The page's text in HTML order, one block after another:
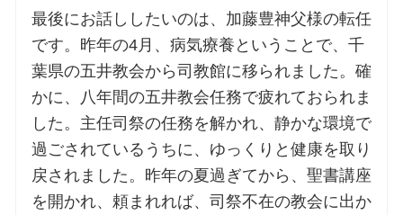
最後にお話ししたいのは、加藤豊神父様の転任
です。昨年の4月、病気療養ということで、千
葉県の五井教会から司教館に移られました。確
かに、八年間の五井教会任務で疲れておられま
した。主任司祭の任務を解かれ、静かな環境で
過ごされているうちに、ゆっくりと健康を取り
戻されました。昨年の夏過ぎてから、聖書講座
を開かれ、頼まれれば、司祭不在の教会に出か